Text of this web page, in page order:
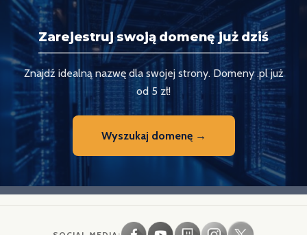
Zarejestruj swoją domenę już dziś
Znajdź idealną nazwę dla swojej strony. Domeny .pl już
od 5 zł!
Wyszukaj domenę →